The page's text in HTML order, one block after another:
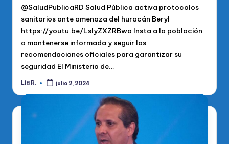
@SaludPublicaRD Salud Pública activa protocolos
sanitarios ante amenaza del huracán Beryl
https://youtu.be/LsIyZXZRBwo Insta a la población
a mantenerse informada y seguir las
recomendaciones oficiales para garantizar su
seguridad El Ministerio de…
Publicado
Lia R. julio 2, 2024